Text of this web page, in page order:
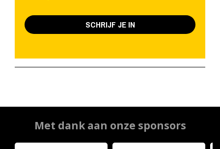
SCHRIJF JE IN
Met dank aan onze sponsors